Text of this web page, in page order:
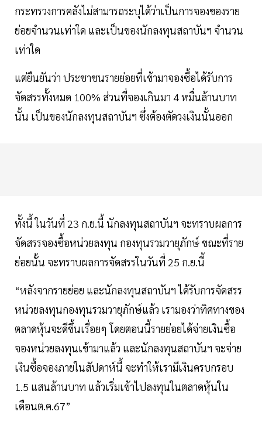
กระทรวงการคลังไม่สามารถระบุได้ว่าเป็นการจองของราย
ย่อยจำนวนเท่าใด และเป็นของนักลงทุนสถาบันฯ จำนวน
เท่าใด
แต่ยืนยันว่า ประชาชนรายย่อยที่เข้ามาจองซื้อได้รับการ
จัดสรรทั้งหมด 100% ส่วนที่จองเกินมา 4 หมื่นล้านบาท
นั้น เป็นของนักลงทุนสถาบันฯ ซึ่งต้องตัดวงเงินนั้นออก
ทั้งนี้ ในวันที่ 23 ก.ย.นี้ นักลงทุนสถาบันฯ จะทราบผลการ
จัดสรรจองซื้อหน่วยลงทุน กองทุนรวมวายุภักษ์ ขณะที่ราย
ย่อยนั้น จะทราบผลการจัดสรรในวันที่ 25 ก.ย.นี้
“หลังจากรายย่อย และนักลงทุนสถาบันฯ ได้รับการจัดสรร
หน่วยลงทุนกองทุนรวมวายุภักษ์แล้ว เรามองว่าทิศทางของ
ตลาดหุ้นจะดีขึ้นเรื่อยๆ โดยตอนนี้รายย่อยได้จ่ายเงินซื้อ
จองหน่วยลงทุนเข้ามาแล้ว และนักลงทุนสถาบันฯ จะจ่าย
เงินซื้อจองภายในสัปดาห์นี้ จะทำให้เรามีเงินครบกรอบ
1.5 แสนล้านบาท แล้วเริ่มเข้าไปลงทุนในตลาดหุ้นใน
เดือนต.ค.67”